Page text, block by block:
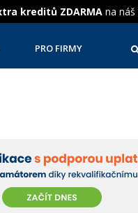
kreditů ZDARMA na náš
PRO FIRMY